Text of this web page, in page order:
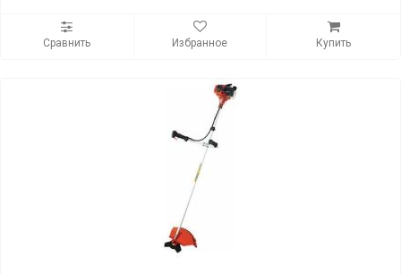
Сравнить Избранное Купить